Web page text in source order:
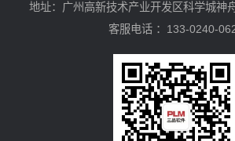
地址：广州高新技术产业开发区科学城神
客服电话 ：133-0240-